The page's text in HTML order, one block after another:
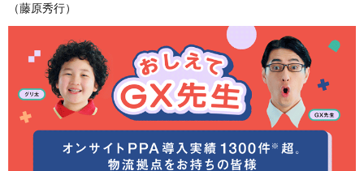
（藤原秀行）